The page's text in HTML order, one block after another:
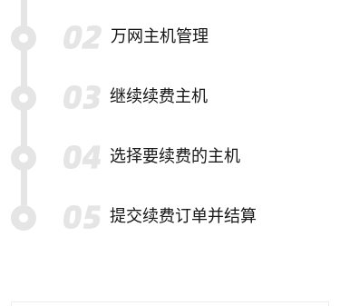
万网主机管理
继续续费主机
选择要续费的主机
提交续费订单并结算